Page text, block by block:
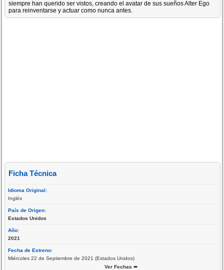
siempre han querido ser vistos, creando el avatar de sus sueños Alter Ego
para reinventarse y actuar como nunca antes.
Ficha Técnica
Idioma Original:
Inglés
País de Origen:
Estados Unidos
Año:
2021
Fecha de Estreno:
Miércoles 22 de Septiembre de 2021 (Estados Unidos)
Ver Fechas ➨